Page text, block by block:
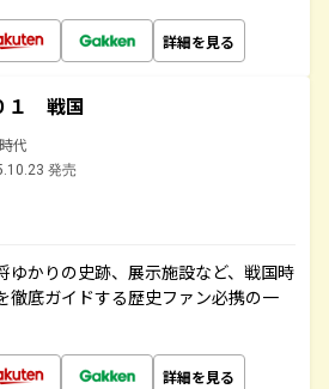
詳細を見る
１ 戦国
代
発売
ゆかりの史跡、展示施設など、戦国時
徹底ガイドする歴史ファン必携の一
詳細を見る